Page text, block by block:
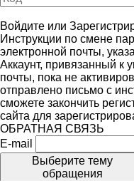
Войдите или
Инструкции по смене
электронной почты,
Аккаунт, привязанный к
почты, пока не
отправлено письмо с
сможете закончить
сайта для
ОБРАТНАЯ СВЯЗЬ
E-mail
Выберите тему
обращения